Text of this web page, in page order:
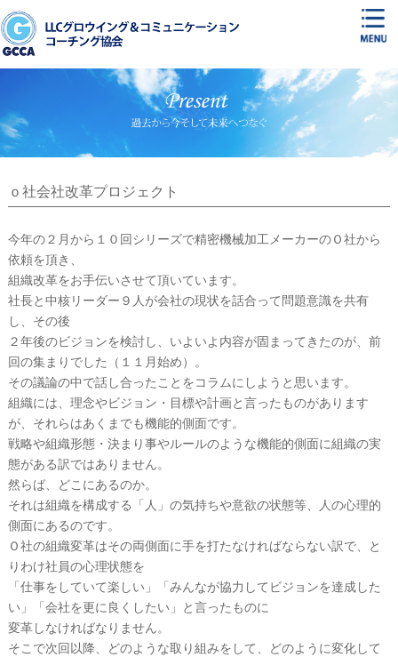
ｏ社会社改革プロジェクト
今年の２月から１０回シリーズで精密機械加工メーカーのＯ社から
依頼を頂き、
組織改革をお手伝いさせて頂いています。
社長と中核リーダー９人が会社の現状を話合って問題意識を共有
し、その後
２年後のビジョンを検討し、いよいよ内容が固まってきたのが、前
回の集まりでした（１１月始め）。
その議論の中で話し合ったことをコラムにしようと思います。
組織には、理念やビジョン・目標や計画と言ったものがあります
が、それらはあくまでも機能的側面です。
戦略や組織形態・決まり事やルールのような機能的側面に組織の実
態がある訳ではありません。
然らば、どこにあるのか。
それは組織を構成する「人」の気持ちや意欲の状態等、人の心理的
側面にあるのです。
Ｏ社の組織変革はその両側面に手を打たなければならない訳で、と
りわけ社員の心理状態を
「仕事をしていて楽しい」「みんなが協力してビジョンを達成した
い」「会社を更に良くしたい」と言ったものに
変革しなければなりません。
そこで次回以降、どのような取り組みをして、どのように変化して